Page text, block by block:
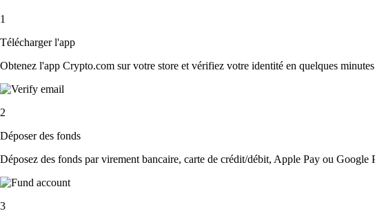
1
Télécharger l'app
Obtenez l'app Crypto.com sur votre store et vérifiez votre identité en quelques
2
Déposer des fonds
Déposez des fonds par virement bancaire, carte de crédit/débit, Apple Pay ou
3